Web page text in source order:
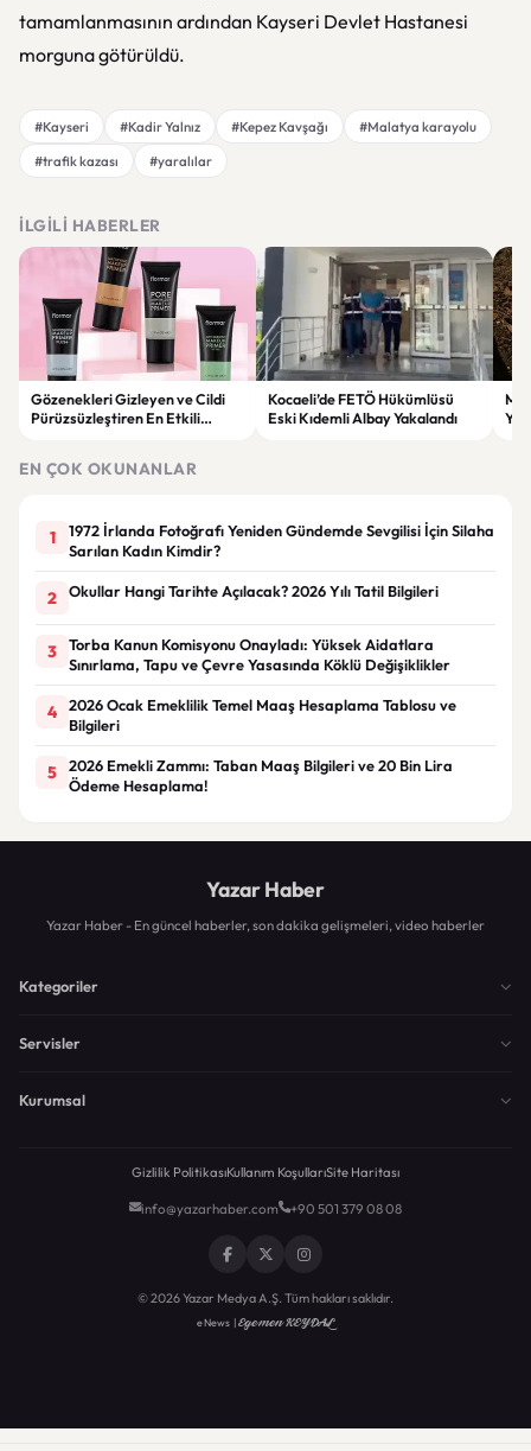
tamamlanmasının ardından Kayseri Devlet Hastanesi
morguna götürüldü.
#Kayseri #Kadir Yalnız #Kepez Kavşağı
#Malatya karayolu
#trafik kazası
#yaralılar
İLGILI HABERLER
Gözenekleri Gizleyen ve Cildi
Pürüzsüzleştiren En Etkili
Kocaeli’de FETÖ Hükümlüsü
Eski Kıdemli Albay Yakalandı
EN ÇOK OKUNANLAR
1
1972 İrlanda Fotoğrafı Yeniden Gündemde Sevgilisi İçin Silaha
Sarılan Kadın Kimdir?
2 Okullar Hangi Tarihte Açılacak? 2026 Yılı Tatil Bilgileri
3
Torba Kanun Komisyonu Onayladı: Yüksek Aidatlara
Sınırlama, Tapu ve Çevre Yasasında Köklü Değişiklikler
4
2026 Ocak Emeklilik Temel Maaş Hesaplama Tablosu ve
Bilgileri
5
2026 Emekli Zammı: Taban Maaş Bilgileri ve 20 Bin Lira
Ödeme Hesaplama!
Yazar Haber
Yazar Haber - En güncel haberler, son dakika gelişmeleri, video haberler
Kategoriler
Servisler
Kurumsal
Gizlilik PolitikasıKullanım KoşullarıSite Haritası
info@yazarhaber.com +90 501 379 08 08
© 2026 Yazar Medya A.Ş. Tüm hakları saklıdır.
eNews |Egemen KEYDAL